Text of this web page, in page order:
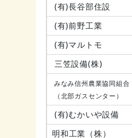
(有)長谷部住設
(有)前野工業
(有)マルトモ
三笠設備(株)
みなみ信州農業協同組合
（北部ガスセンター）
(有)むかいや設備
明和工業（株）